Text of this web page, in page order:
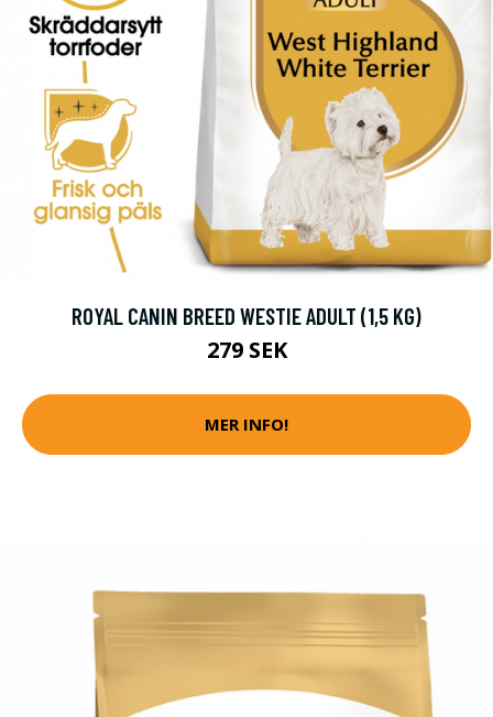
ROYAL CANIN BREED WESTIE ADULT (1,5 KG)
279 SEK
MER INFO!